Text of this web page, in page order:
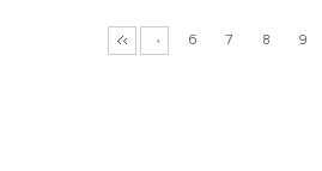
6 7 8 9